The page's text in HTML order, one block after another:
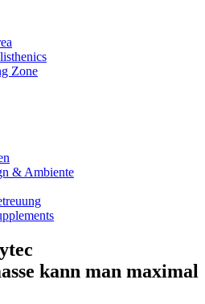
Zone
& Ambiente
kann man maximal